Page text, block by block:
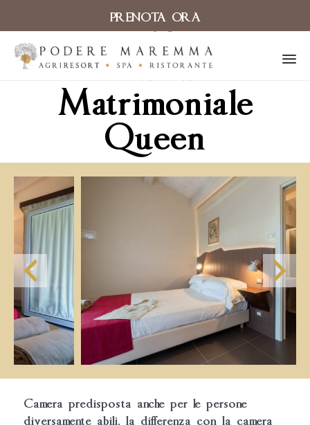
PRENOTA ORA
← torna alla pagina camere
Camera
Matrimoniale
Queen
Camera predisposta anche per le persone
diversamente abili, la differenza con la camera